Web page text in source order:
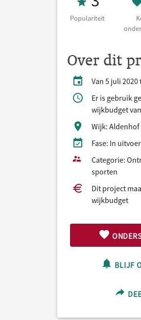
Populariteit
Over dit
Van 5 juli
Er is gebruik
wijkbudget
Wijk:
Fase: In
Categorie:
sporten
Dit project
wijkbudget
BLIJF